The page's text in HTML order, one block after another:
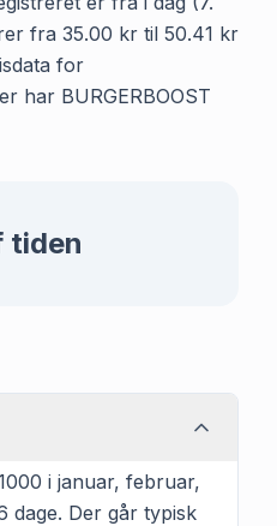
fra 35.00 kr til 50.41 kr
for
har BURGERBOOST
tiden
i januar, februar,
dage. Der går typisk